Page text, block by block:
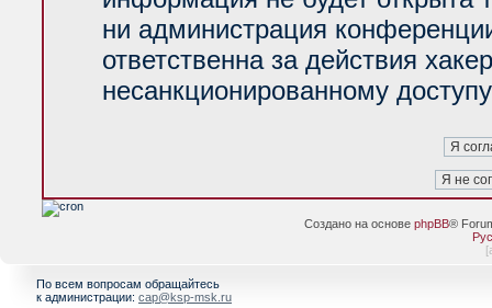
ни администрация
ответственна за действия
несанкционированному
Создано на основе phpBB®
[
По всем вопросам обращайтесь
к администрации: cap@ksp-msk.ru